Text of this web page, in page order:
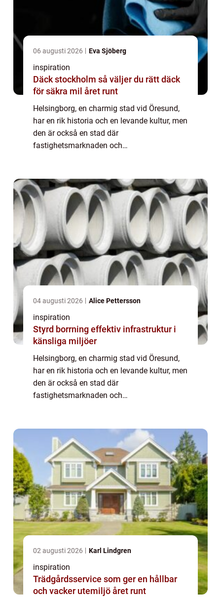
06 augusti 2026 Eva Sjöberg
inspiration
Däck stockholm så väljer du rätt däck
för säkra mil året runt
Helsingborg, en charmig stad vid Öresund,
har en rik historia och en levande kultur, men
den är också en stad där
fastighetsmarknaden och
04 augusti 2026 Alice Pettersson
inspiration
Styrd borrning effektiv infrastruktur i
känsliga miljöer
Helsingborg, en charmig stad vid Öresund,
har en rik historia och en levande kultur, men
den är också en stad där
fastighetsmarknaden och
02 augusti 2026 Karl Lindgren
inspiration
Trädgårdsservice som ger en hållbar
och vacker utemiljö året runt